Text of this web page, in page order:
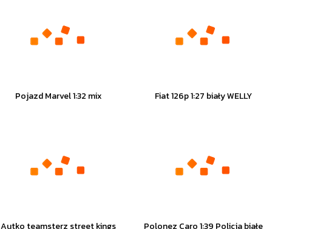
Pojazd Marvel 1:32 mix Fiat 126p 1:27 biały WELLY
Autko teamsterz street kings
Polonez Caro 1:39 Policja białe